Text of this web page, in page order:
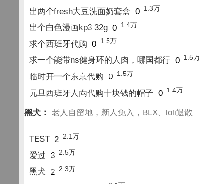
出两个fresh大豆洗面奶套盒 0 1.3万
出个白色漫画kp3 32g 0 1.4万
求个西班牙代购 0 1.5万
求一个能带ns健身环的人肉，哪国都行 0 1.5万
临时开一个东京代购 0 1.5万
元旦西班牙人禸代购十块钱的帽子 0 1.4万
黑犬： 老人自留地，新人免入，BLX、loli退散
TEST 2 2.1万
爱过 3 2.5万
黑犬 2 2.3万